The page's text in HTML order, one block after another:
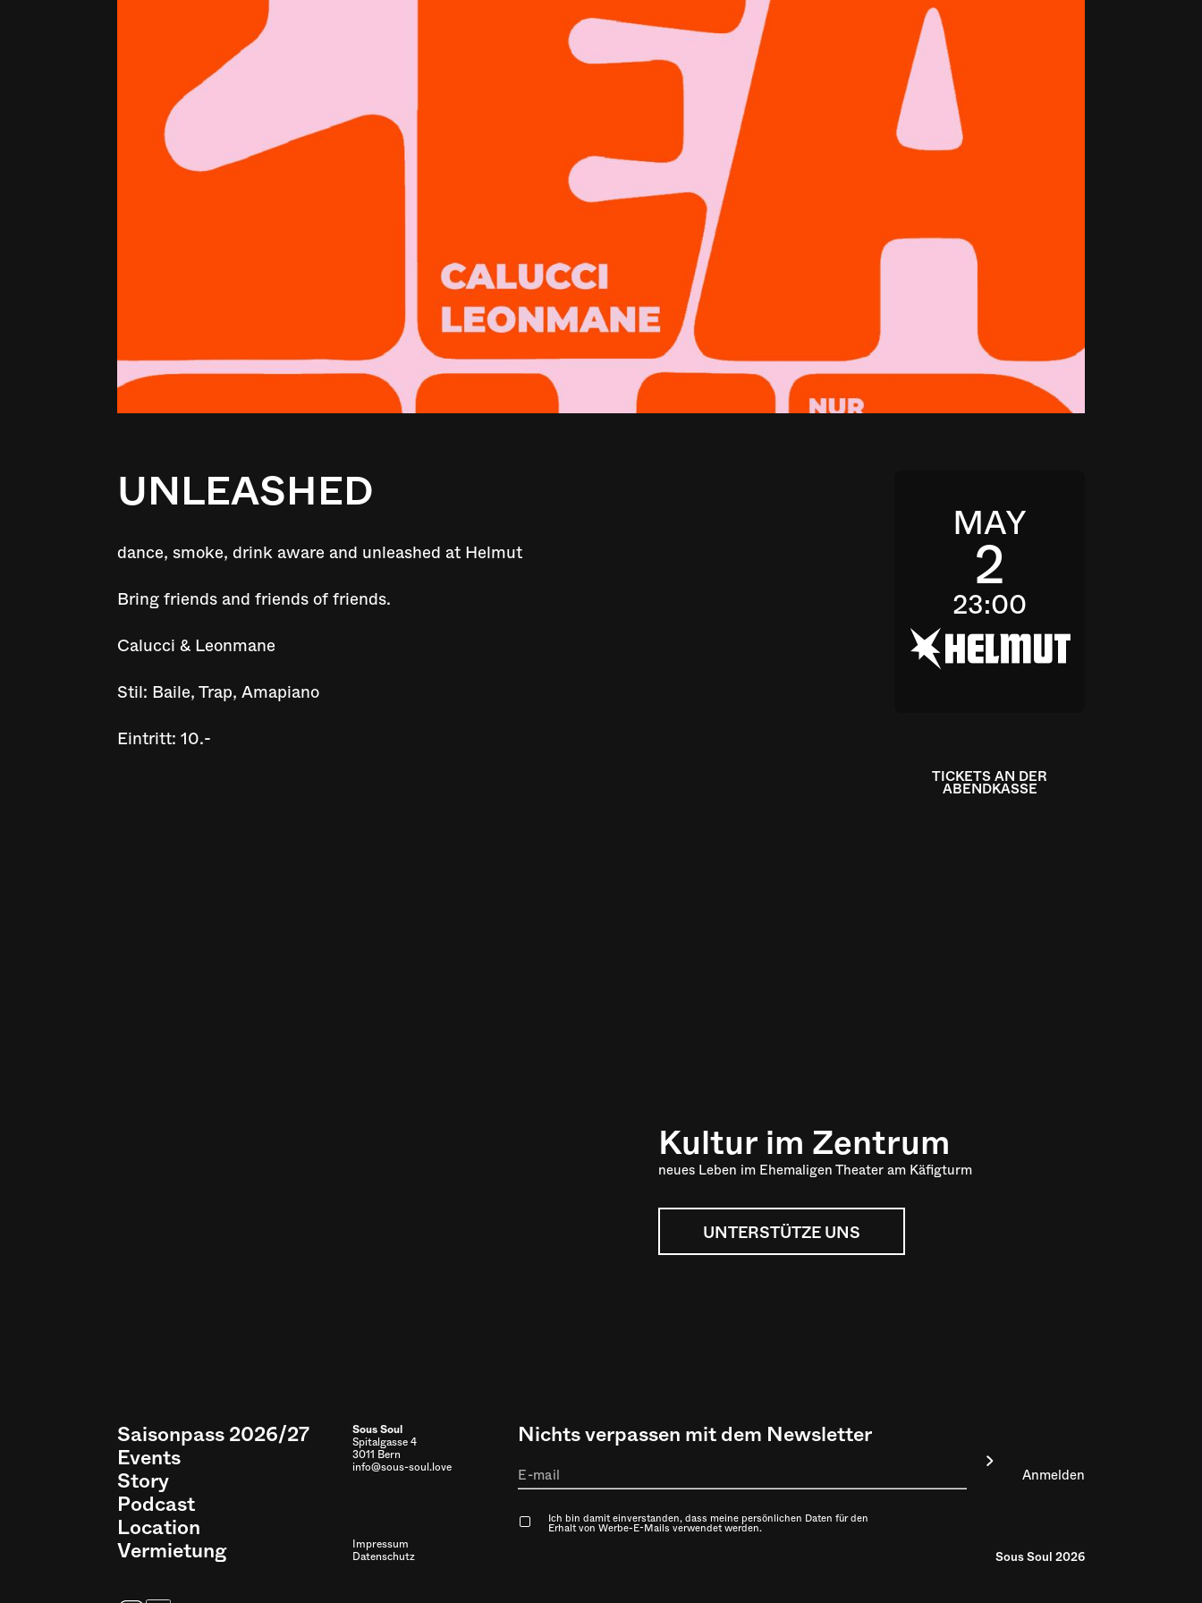
UNLEASHED
dance, smoke, drink aware and unleashed at Helmut
Bring friends and friends of friends.
Calucci & Leonmane
Stil: Baile, Trap, Amapiano
Eintritt: 10.-
MAY
2
23:00
h
TICKETS AN DER
ABENDKASSE
Kultur im Zentrum
neues Leben im Ehemaligen Theater am Käfigturm
UNTERSTÜTZE UNS
Saisonpass 2026/27
Events
Story
Podcast
Location
Vermietung
Sous Soul
Spitalgasse 4
3011 Bern
info@sous-soul.love
Impressum
Datenschutz
Nichts verpassen mit dem Newsletter
Ich bin damit einverstanden, dass meine persönlichen Daten für den
Erhalt von Werbe-E-Mails verwendet werden.
Sous Soul 2026